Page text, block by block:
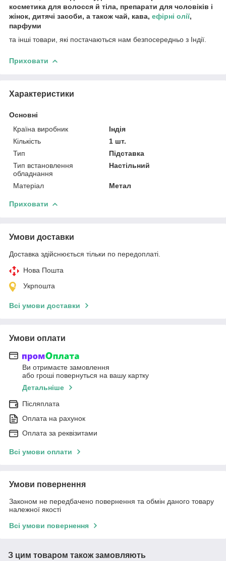
косметика для волосся й тіла, препарати для чоловіків і
жінок, дитячі засоби, а також чай, кава, ефірні олії,
парфуми
та інші товари, які постачаються нам безпосередньо з Індії.
Приховати
Характеристики
Основні
Країна виробник
Індія
Кількість
1 шт.
Тип
Підставка
Тип встановлення
обладнання
Настільний
Матеріал Метал
Приховати
Умови доставки
Доставка здійснюється тільки по передоплаті.
Нова Пошта
Укрпошта
Всі умови доставки
Умови оплати
Ви отримаєте замовлення
або гроші повернуться на вашу картку
Детальніше
Післяплата
Оплата на рахунок
Оплата за реквізитами
Всі умови оплати
Умови повернення
Законом не передбачено повернення та обмін даного товару
належної якості
Всі умови повернення
З цим товаром також замовляють